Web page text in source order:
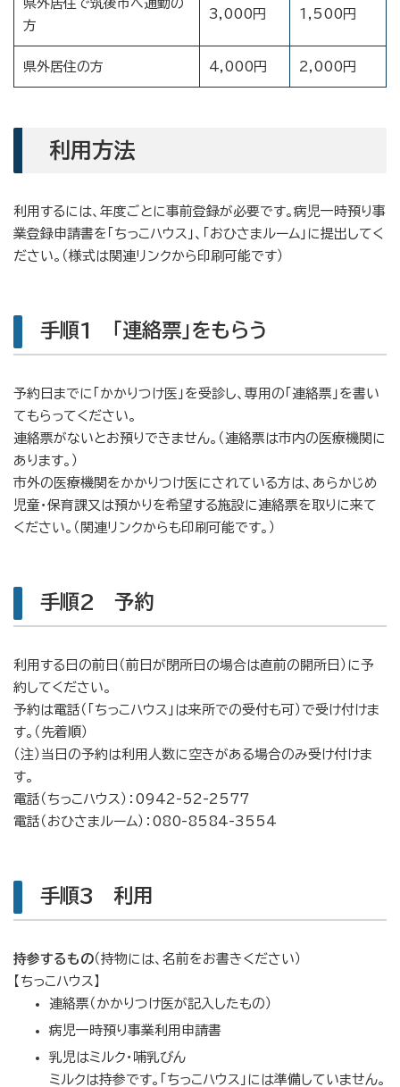
県外居住で筑後市へ通勤の
方
3,000円 1,500円
県外居住の方 4,000円 2,000円
利用方法
利用するには、年度ごとに事前登録が必要です。病児一時預り事
業登録申請書を「ちっこハウス」、「おひさまルーム」に提出してく
ださい。（様式は関連リンクから印刷可能です）
手順1 「連絡票」をもらう
予約日までに「かかりつけ医」を受診し、専用の「連絡票」を書い
てもらってください。
連絡票がないとお預りできません。（連絡票は市内の医療機関に
あります。）
市外の医療機関をかかりつけ医にされている方は、あらかじめ
児童・保育課又は預かりを希望する施設に連絡票を取りに来て
ください。（関連リンクからも印刷可能です。）
手順2 予約
利用する日の前日（前日が閉所日の場合は直前の開所日）に予
約してください。
予約は電話（「ちっこハウス」は来所での受付も可）で受け付けま
す。（先着順）
（注）当日の予約は利用人数に空きがある場合のみ受け付けま
す。
電話（ちっこハウス）：0942-52-2577
電話（おひさまルーム）：080-8584-3554
手順3 利用
持参するもの（持物には、名前をお書きください）
【ちっこハウス】
連絡票（かかりつけ医が記入したもの）
病児一時預り事業利用申請書
乳児はミルク・哺乳びん
ミルクは持参です。「ちっこハウス」には準備していません。